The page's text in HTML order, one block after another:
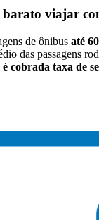
barato viajar
de ônibus até
das passagens
cobrada taxa de